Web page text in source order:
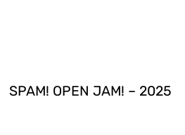
SPAM! OPEN JAM! – 2025